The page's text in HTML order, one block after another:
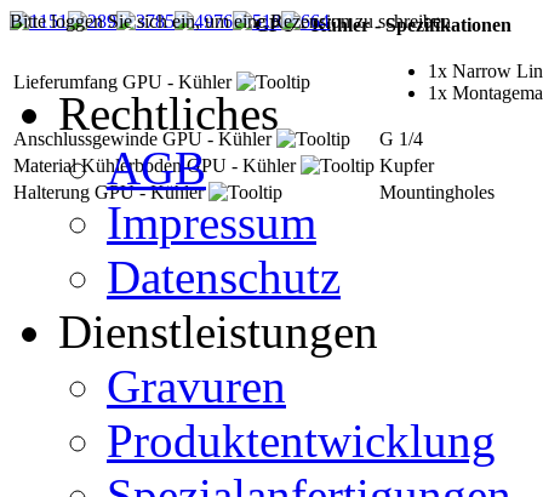
GPU - Kühler - Spezifikationen
Lieferumfang GPU - Kühler
1x Narrow
1x
Anschlussgewinde GPU - Kühler
G 1/4
Material Kühlerboden GPU - Kühler
Kupfer
Halterung GPU - Kühler
Mountingholes
Bitte loggen Sie sich ein, um eine Rezension zu schreiben.
Rechtliches
AGB
Impressum
Datenschutz
Dienstleistungen
Gravuren
Produktentwicklung